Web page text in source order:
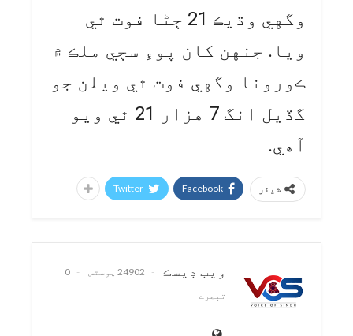
وگهي وڌيڪ 21 ڄڻا فوت ٿي
ويا. جنهن کان پوءِ سڄي ملڪ ۾
ڪورونا وگهي فوت ٿي ويلن جو
گڏيل انگ 7 هزار 21 ٿي ويو
آهي.
شیئر Facebook
Twitter
ويب ڊيسڪ 24902 پوسٹس
0
تبصرے